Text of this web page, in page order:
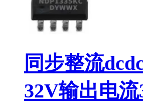
同步整流
32V输出电